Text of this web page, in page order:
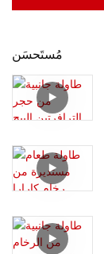
مُستَحسَن